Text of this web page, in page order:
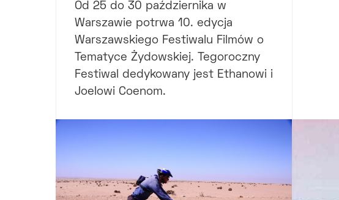
Od 25 do 30 października w
Warszawie potrwa 10. edycja
Warszawskiego Festiwalu Filmów o
Tematyce Żydowskiej. Tegoroczny
Festiwal dedykowany jest Ethanowi i
Joelowi Coenom.